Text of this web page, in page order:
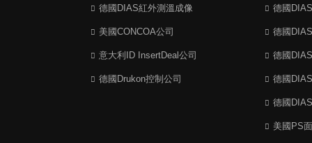
德國DIAS紅外測溫成像
美國CONCOA公司
意大利ID InsertDeal公司
德國Drukon控制公司
德國
德國
德國
德國
德國
美國PS